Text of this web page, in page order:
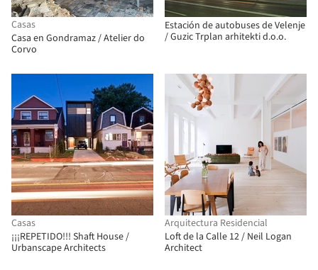
Casas
Casa en Gondramaz / Atelier do
Corvo
Estación de autobuses de Velenje
/ Guzic Trplan arhitekti d.o.o.
Casas
¡¡¡REPETIDO!!! Shaft House /
Urbanscape Architects
Arquitectura Residencial
Loft de la Calle 12 / Neil Logan
Architect